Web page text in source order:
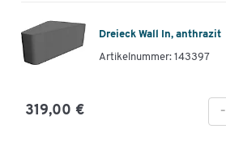
Dreieck Wall In, anthrazit
Artikelnummer: 143397
319,00 € -